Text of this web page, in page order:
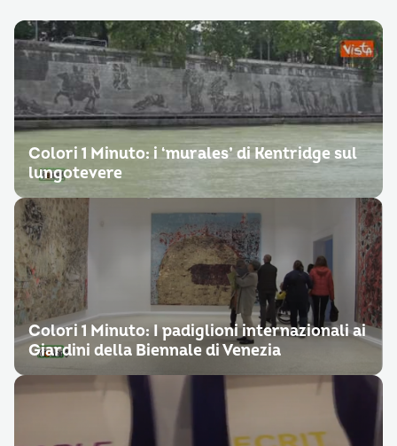
Colori 1 Minuto: i ‘murales’ di Kentridge sul
lungotevere
Colori 1 Minuto: I padiglioni internazionali ai
Giardini della Biennale di Venezia